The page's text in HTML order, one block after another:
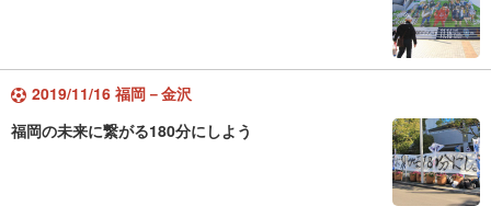
2019/11/16 福岡－金沢
福岡の未来に繋がる180分にしよう